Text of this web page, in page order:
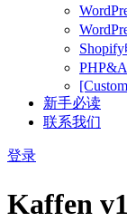
新手必读
联系我们
登录
Kaffen